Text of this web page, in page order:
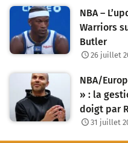
r
c
NBA –
Warriors
Butler
26 juillet
NBA/
» : la
doigt par
31 juillet